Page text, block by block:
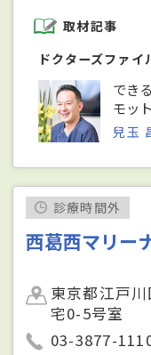
取材記事
ドクターズファイ
でき
モッ
兒玉
診療時間外
西葛西マリー
東京都江戸
宅0-5号室
03-3877-